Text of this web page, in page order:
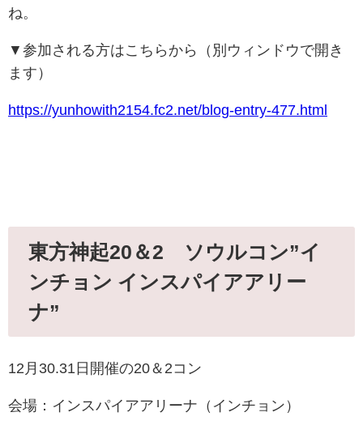
ね。
▼参加される方はこちらから（別ウィンドウで開き
ます）
https://yunhowith2154.fc2.net/blog-entry-477.html
東方神起20＆2 ソウルコン”イ
ンチョン インスパイアアリー
ナ”
12月30.31日開催の20＆2コン
会場：インスパイアアリーナ（インチョン）